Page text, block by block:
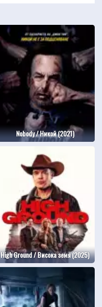
Nobody / Никой (2021)
High Ground / Висока земя (2025)